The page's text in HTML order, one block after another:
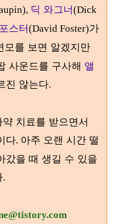
딕 와그너(Dick
스터(David Foster)가
모를 보면 알겠지만
사운드를 구사해 앨
진 않는다.
약 치료를 받으면서
다. 아주 오랜 시간 떨
갔을 때 생길 수 있을
.